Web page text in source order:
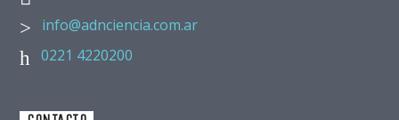
info@adnciencia.com.ar
0221 4220200